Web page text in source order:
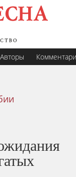
Авторы